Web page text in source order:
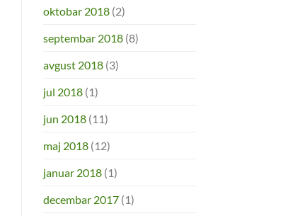
oktobar 2018(2)
septembar 2018(8)
avgust 2018(3)
jul 2018(1)
jun 2018(11)
maj 2018(12)
januar 2018(1)
decembar 2017(1)